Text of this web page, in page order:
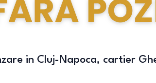
in Cluj-Napoca, cartier